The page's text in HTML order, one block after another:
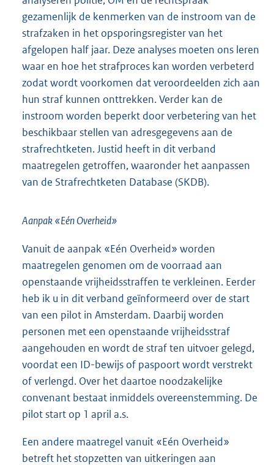
gezamenlijk de kenmerken van de instroom van de
strafzaken in het opsporingsregister van het
afgelopen half jaar. Deze analyses moeten ons leren
waar en hoe het strafproces kan worden verbeterd
zodat wordt voorkomen dat veroordeelden zich aan
hun straf kunnen onttrekken. Verder kan de
instroom worden beperkt door verbetering van het
beschikbaar stellen van adresgegevens aan de
strafrechtketen. Justid heeft in dit verband
maatregelen getroffen, waaronder het aanpassen
van de Strafrechtketen Database (SKDB).
Aanpak «Eén Overheid»
Vanuit de aanpak «Eén Overheid» worden
maatregelen genomen om de voorraad aan
openstaande vrijheidsstraffen te verkleinen. Eerder
heb ik u in dit verband geïnformeerd over de start
van een pilot in Amsterdam. Daarbij worden
personen met een openstaande vrijheidsstraf
aangehouden en wordt de straf ten uitvoer gelegd,
voordat een ID-bewijs of paspoort wordt verstrekt
of verlengd. Over het daartoe noodzakelijke
convenant bestaat inmiddels overeenstemming. De
pilot start op 1 april a.s.
Een andere maatregel vanuit «Eén Overheid»
betreft het stopzetten van uitkeringen aan